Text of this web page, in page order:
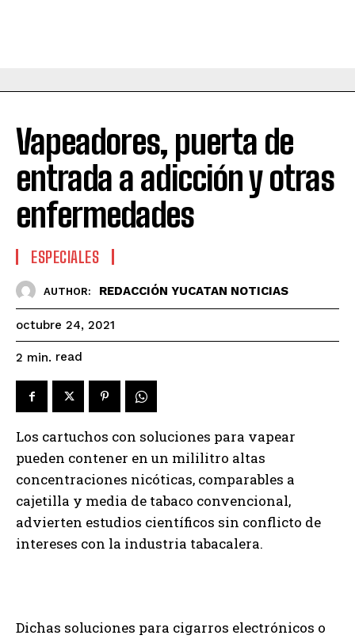
Vapeadores, puerta de
entrada a adicción y otras
enfermedades
ESPECIALES
AUTHOR: REDACCIÓN YUCATAN NOTICIAS
octubre 24, 2021
2 min. read
Los cartuchos con soluciones para vapear
pueden contener en un mililitro altas
concentraciones nicóticas, comparables a
cajetilla y media de tabaco convencional,
advierten estudios científicos sin conflicto de
intereses con la industria tabacalera.
Dichas soluciones para cigarros electrónicos o